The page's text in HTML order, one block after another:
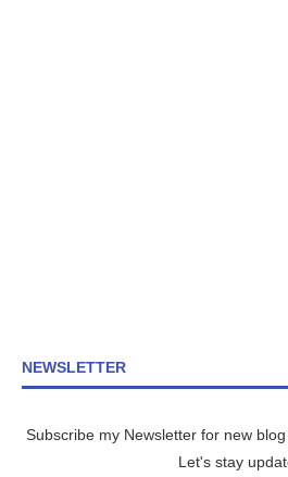
NEWSLETTER
Subscribe my Newsletter for new
Let's stay